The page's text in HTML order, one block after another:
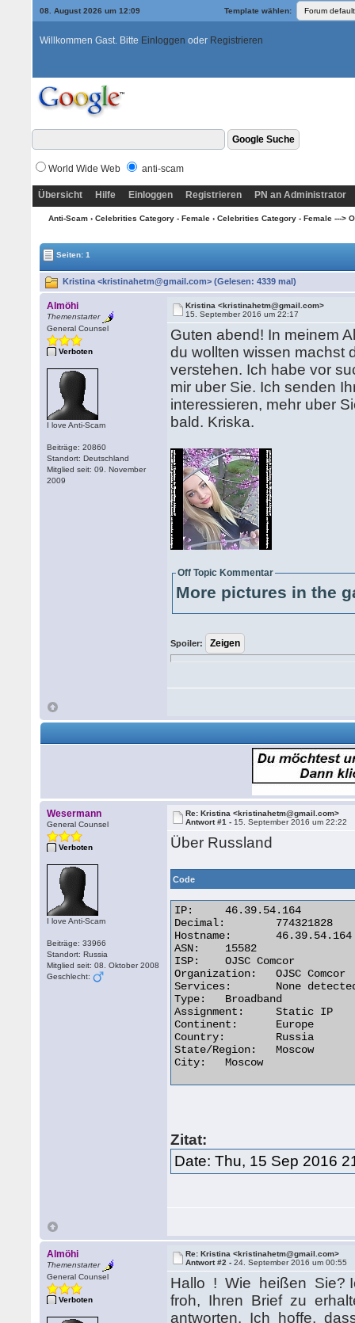
08. August 2026 um 12:09 Template wählen:
Willkommen Gast. Bitte Einloggen oder Registrieren
World Wide Web anti-scam
Übersicht Hilfe Einloggen Registrieren PN an Administrator
Anti-Scam› Celebrities Category - Female› Celebrities Category - Female ---> O
Seiten: 1
Kristina <kristinahetm@gmail.com> (Gelesen: 4339 mal)
Almöhi
Themenstarter
General Counsel
Verboten
I love Anti-Scam
Beiträge: 20860
Standort: Deutschland
Mitglied seit: 09. November
2009
Kristina <kristinahetm@gmail.com>
15. September 2016 um 22:17
Guten abend! In meinem
du wollten wissen machst
verstehen. Ich habe vor
mir uber Sie. Ich senden
interessieren, mehr uber
bald. Kriska.
Off Topic Kommentar
More pictures in the
Spoiler:
Wesermann
General Counsel
Verboten
I love Anti-Scam
Beiträge: 33966
Standort: Russia
Mitglied seit: 08. Oktober 2008
Geschlecht:
Re: Kristina <kristinahetm@gmail.com>
Antwort #1 - 15. September 2016 um 22:22
Über Russland
Code
IP:	46.39.54.164
Decimal:	774321828
Hostname:	46.39.54.164
ASN:	15582
ISP:	OJSC Comcor
Organization:	OJSC Comcor
Services:	None detected
Type:	Broadband
Assignment:	Static IP
Continent:	Europe
Country:	Russia
State/Region:	Moscow
City:	Moscow
Zitat:
Date: Thu, 15 Sep 2016
Almöhi
Themenstarter
General Counsel
Verboten
Re: Kristina <kristinahetm@gmail.com>
Antwort #2 -24. September 2016 um 00:55
Hallo ! Wie heißen Sie?
froh, Ihren Brief zu
antworten. Ich hoffe,